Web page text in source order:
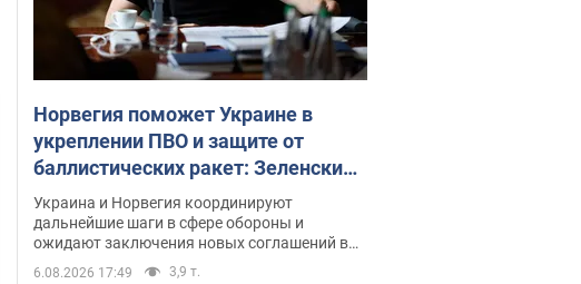
Норвегия поможет Украине в
укреплении ПВО и защите от
баллистических ракет: Зеленский
раскрыл подробности
Украина и Норвегия координируют
дальнейшие шаги в сфере обороны и
ожидают заключения новых соглашений в
рамках стратегического партнерства
6.08.2026 17:49 3,9 т.